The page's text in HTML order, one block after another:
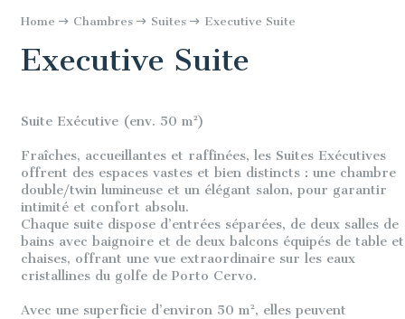
Home Chambres Suites Executive Suite
Executive Suite
Suite Exécutive (env. 50 m²)
Fraîches, accueillantes et raffinées, les Suites Exécutives
offrent des espaces vastes et bien distincts : une chambre
double/twin lumineuse et un élégant salon, pour garantir
intimité et confort absolu.
Chaque suite dispose d’entrées séparées, de deux salles de
bains avec baignoire et de deux balcons équipés de table et
chaises, offrant une vue extraordinaire sur les eaux
cristallines du golfe de Porto Cervo.
Avec une superficie d’environ 50 m², elles peuvent